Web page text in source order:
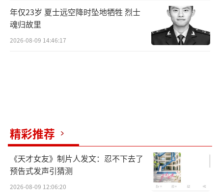
年仅23岁 夏士远空降时坠地牺牲 烈士
魂归故里
2026-08-09 14:46:17
精彩推荐
《天才女友》制片人发文：忍不下去了
预告式发声引猜测
2026-08-09 12:06:20